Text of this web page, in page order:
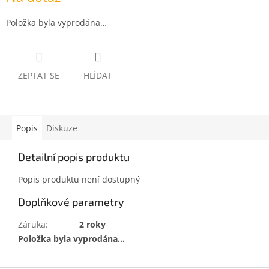
Položka byla vyprodána…
ZEPTAT SE HLÍDAT
Popis Diskuze
Detailní popis produktu
Popis produktu není dostupný
Doplňkové parametry
Záruka:
2 roky
Položka byla vyprodána…